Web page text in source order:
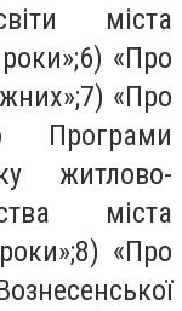
міста
«Про
«Про
Програми
житлово-
міста
«Про